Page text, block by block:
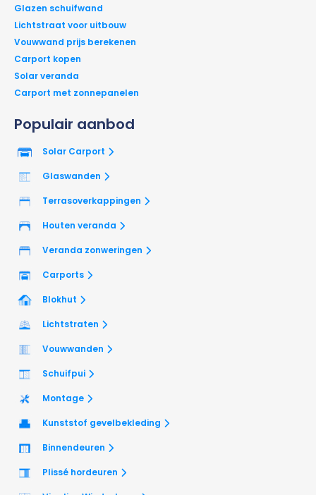
Populair aanbod
Solar Carport
Glaswanden
Terrasoverkappingen
Houten veranda
Veranda zonweringen
Carports
Blokhut
Lichtstraten
Vouwwanden
Schuifpui
Montage
Kunststof gevelbekleding
Binnendeuren
Plissé hordeuren
Glazen schuifwand
Lichtstraat voor uitbouw
Vouwwand prijs berekenen
Carport kopen
Solar veranda
Carport met zonnepanelen